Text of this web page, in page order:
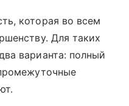
которая во всем
Для таких
варианта: полный